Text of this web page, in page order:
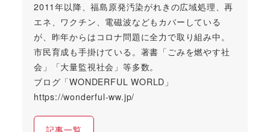
2011年以降、福島原発汚染がれきの広域処理、再
エネ、ワクチン、電磁波などもカバーしている
が、昨年からはコロナ問題に全力で取り組み中。
市民育成も手掛けている。著書「ごみを燃やす社
会」「大量監視社会」等多数。
ブログ「WONDERFUL WORLD」
https://wonderful-ww.jp/
記事一覧